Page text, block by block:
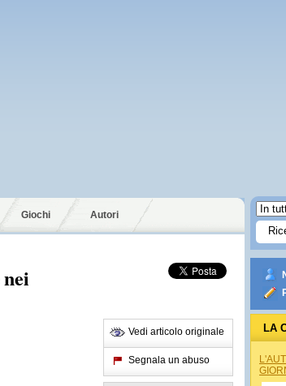
Giochi Autori
Vedi articolo originale
Segnala un abuso
LA